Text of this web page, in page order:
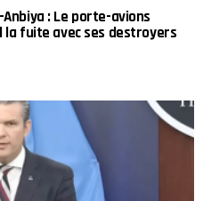
: Le porte-avions
la fuite avec ses destroyers